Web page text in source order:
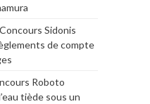
Concours Sidonis
de compte
Roboto
tiède sous un